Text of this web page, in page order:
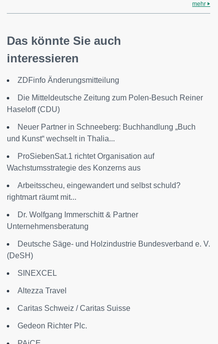
mehr
Das könnte Sie auch
interessieren
ZDFinfo Änderungsmitteilung
Die Mitteldeutsche Zeitung zum Polen-Besuch Reiner
Haseloff (CDU)
Neuer Partner in Schneeberg: Buchhandlung „Buch
und Kunst“ wechselt in Thalia...
ProSiebenSat.1 richtet Organisation auf
Wachstumsstrategie des Konzerns aus
Arbeitsscheu, eingewandert und selbst schuld?
rightmart räumt mit...
Dr. Wolfgang Immerschitt & Partner
Unternehmensberatung
Deutsche Säge- und Holzindustrie Bundesverband e. V.
(DeSH)
SINEXCEL
Altezza Travel
Caritas Schweiz / Caritas Suisse
Gedeon Richter Plc.